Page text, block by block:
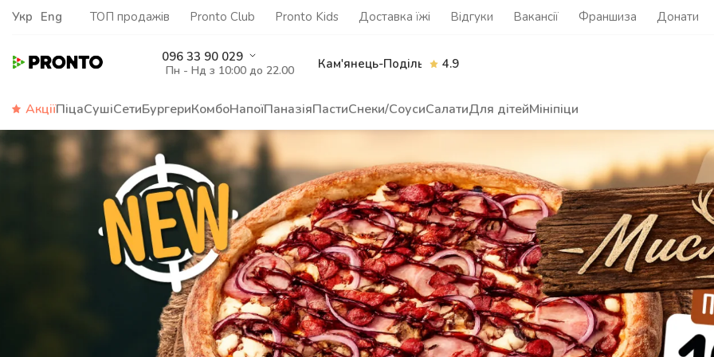
Укр Eng ТОП продажів Pronto Club Pronto Kids Доставка їжі Відгуки Вакансії Франшиза Донати
096 33 90 029
Пн - Нд з 10:00 до 22.00 Кам'янець-Подільський
4.9
АкціїПіцаСушіСетиБургериКомбоНапоїПаназіяПастиСнеки/СоусиСалатиДля дітейМініпіци